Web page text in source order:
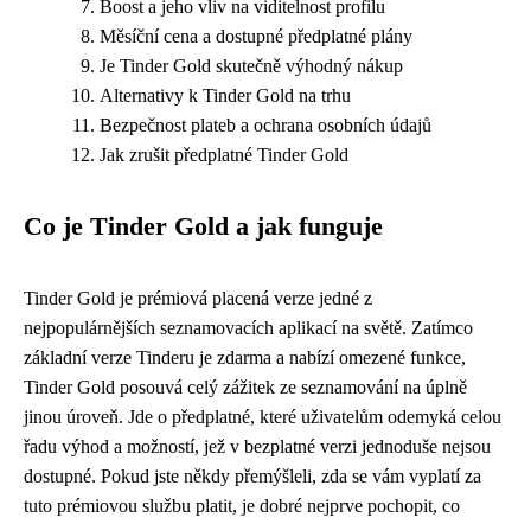
Boost a jeho vliv na viditelnost profilu
Měsíční cena a dostupné předplatné plány
Je Tinder Gold skutečně výhodný nákup
Alternativy k Tinder Gold na trhu
Bezpečnost plateb a ochrana osobních údajů
Jak zrušit předplatné Tinder Gold
Co je Tinder Gold a jak funguje
Tinder Gold je prémiová placená verze jedné z
nejpopulárnějších seznamovacích aplikací na světě. Zatímco
základní verze Tinderu je zdarma a nabízí omezené funkce,
Tinder Gold posouvá celý zážitek ze seznamování na úplně
jinou úroveň. Jde o předplatné, které uživatelům odemyká celou
řadu výhod a možností, jež v bezplatné verzi jednoduše nejsou
dostupné. Pokud jste někdy přemýšleli, zda se vám vyplatí za
tuto prémiovou službu platit, je dobré nejprve pochopit, co